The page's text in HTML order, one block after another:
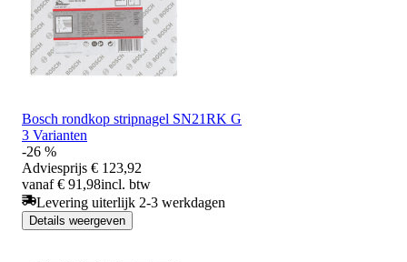
Bosch rondkop stripnagel SN21RK G
3 Varianten
-26 %
Adviesprijs € 123,92
vanaf € 91,98incl. btw
Levering uiterlijk 2-3 werkdagen
Details weergeven